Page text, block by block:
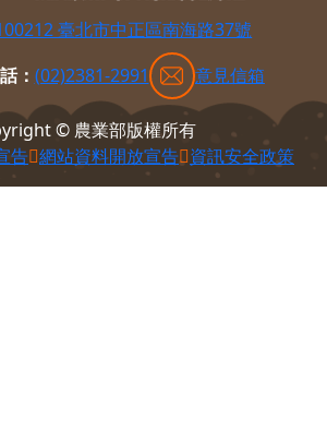
臺北市中正區南海路37號
： (02)2381-2991 意見信箱
© 農業部版權所有
告 網站資料開放宣告 資訊安全政策